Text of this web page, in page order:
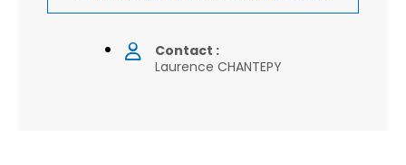
Contact :
Laurence CHANTEPY